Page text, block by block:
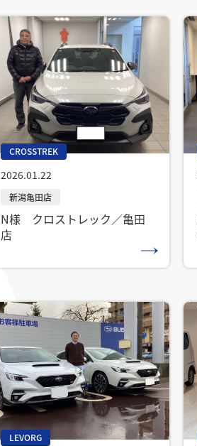
CROSSTREK
2026.01.22
N様 クロストレック／亀田
店
LEVORG